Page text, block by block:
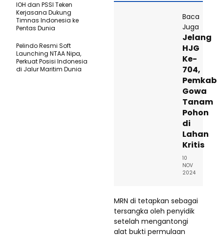
Baca
Juga
Jelang
HJG
Ke-
704,
Pemkab
Gowa
Tanam
Pohon
di
Lahan
Kritis
10
NOV
2024
MRN di tetapkan sebagai
tersangka oleh penyidik
setelah mengantongi
alat bukti permulaan
IOH dan PSSI Teken
Kerjasana Dukung
Timnas Indonesia ke
Pentas Dunia
Pelindo Resmi Soft
Launching NTAA Nipa,
Perkuat Posisi Indonesia
di Jalur Maritim Dunia